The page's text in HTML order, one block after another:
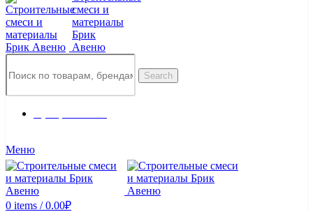
Search
Меню
0 items / 0.00₽